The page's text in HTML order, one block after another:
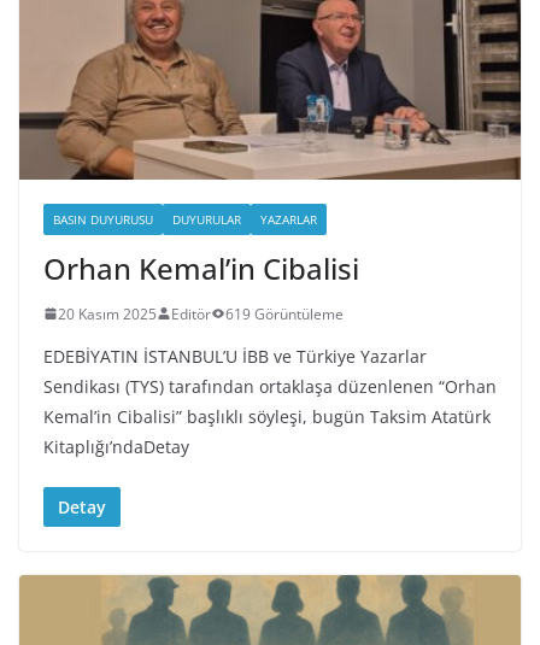
BASIN DUYURUSU DUYURULAR YAZARLAR
Orhan Kemal’in Cibalisi
20 Kasım 2025 Editör 619 Görüntüleme
EDEBİYATIN İSTANBUL’U İBB ve Türkiye Yazarlar
Sendikası (TYS) tarafından ortaklaşa düzenlenen “Orhan
Kemal’in Cibalisi” başlıklı söyleşi, bugün Taksim Atatürk
Kitaplığı’ndaDetay
Detay